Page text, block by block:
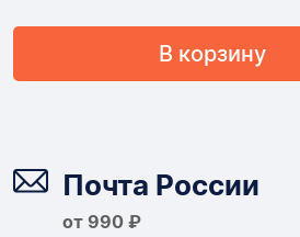
В корзину
Почта России
от 990 ₽